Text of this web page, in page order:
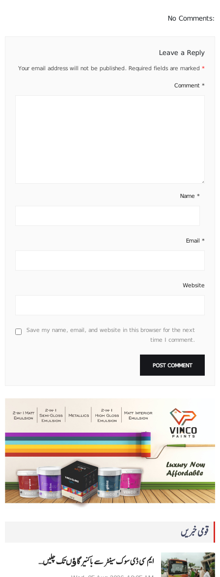
قومی خبریں
ایم سی ڈی سوک سینٹر سے باکنیر گاﺅں تک چلیں…
No Comments:
Leave a Reply
Your email address will not be published. Required fields are marked *
Comment *
Name *
Email *
Website
Save my name, email, and website in this browser for the next
time I comment.